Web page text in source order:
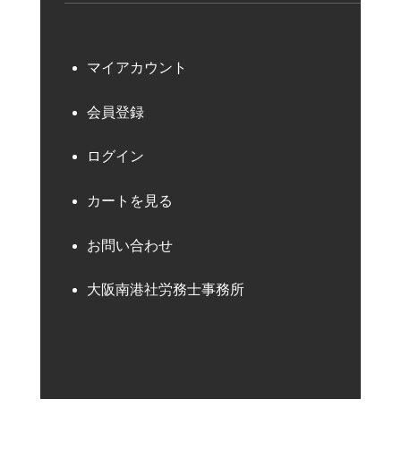
マイアカウント
会員登録
ログイン
カートを見る
お問い合わせ
大阪南港社労務士事務所